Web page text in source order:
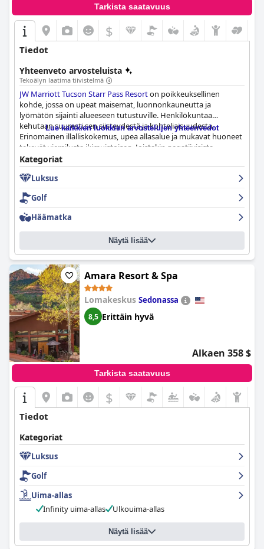
Tarkista saatavuus
$
Tiedot
Yhteenveto arvosteluista
Tekoälyn laatima tiivistelmä
JW Marriott Tucson Starr Pass Resorton poikkeuksellinen
kohde, jossa on upeat maisemat, luonnonkauneutta ja
lyömätön sijainti alueeseen tutustuville. Henkilökuntaa
kehutaan suuresti sen siisteydestä ja kohteliaisuudesta.
Erinomainen illalliskokemus, upea allasalue ja mukavat huoneet
tekevät vierailusta ikimuistoisen. Joistakin negatiivisista
arvosteluista huolimatta lomakeskuksen henkilökunta ja tilat
ovat erinomainen ominaisuus. Lapsiperheet rakastavat
lomakeskusta sen lapsiystävällisen tunnelman,
pommihyppymahdollisuuksien ja vesileikkien ansiosta. Vaikka
pysäköinti tässä lomakeskuksessa voi olla haastavaa, kaikille
vieraille on tarjolla vaihtoehtoja. Kaiken kaikkiaan
Tucson Starr Pass Resort
upeine tiloineen, majesteettisine näkymineen ja erinomaisine
Lue kaikkien luokkien arvostelujen yhteenvedot
Kategoriat
Luksus
Golf
Häämatka
Näytä lisää
Amara Resort & Spa
Lomakeskus Sedonassa
8,5 Erittäin hyvä
Alkaen 358 $
Tarkista saatavuus
$
Tiedot
Kategoriat
Luksus
Golf
Uima-allas
Infinity uima-allas
Ulkouima-allas
Näytä lisää